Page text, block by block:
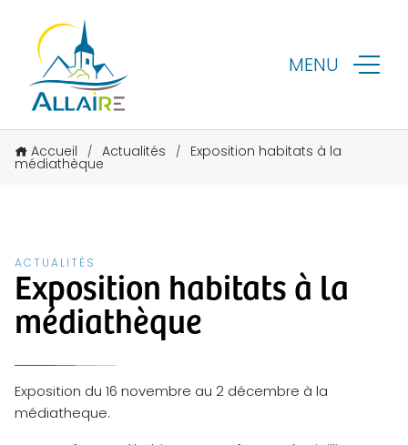
MENU
Accueil / Actualités / Exposition habitats à la
médiathèque
ACTUALITÉS
Exposition habitats à la
médiathèque
Exposition du 16 novembre au 2 décembre à la
médiatheque.